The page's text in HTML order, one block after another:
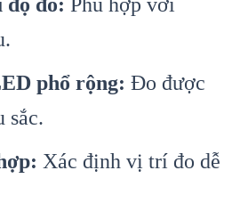
độ đo: Phù hợp với
phổ rộng: Đo được
sắc.
Xác định vị trí đo dễ